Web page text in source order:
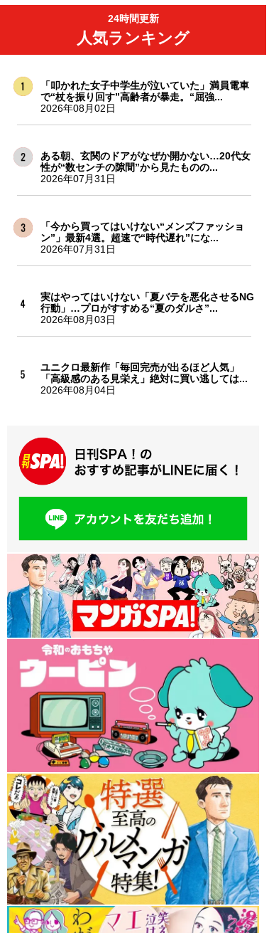
24時間更新
人気ランキング
「叩かれた女子中学生が泣いていた」満員電車
で“杖を振り回す”高齢者が暴走。“屈強...
2026年08月02日
ある朝、玄関のドアがなぜか開かない…20代女
性が“数センチの隙間”から見たものの...
2026年07月31日
「今から買ってはいけない“メンズファッショ
ン”」最新4選。超速で“時代遅れ”にな...
2026年07月31日
実はやってはいけない「夏バテを悪化させるNG
行動」…プロがすすめる“夏のダルさ”...
2026年08月03日
ユニクロ最新作「毎回完売が出るほど人気」
「高級感のある見栄え」絶対に買い逃しては...
2026年08月04日